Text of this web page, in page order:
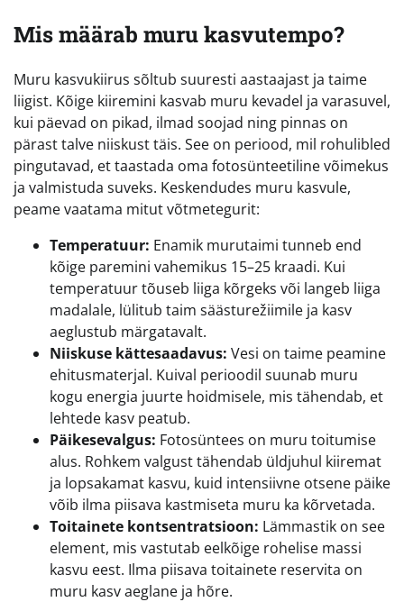
Mis määrab muru kasvutempo?
Muru kasvukiirus sõltub suuresti aastaajast ja taime
liigist. Kõige kiiremini kasvab muru kevadel ja varasuvel,
kui päevad on pikad, ilmad soojad ning pinnas on
pärast talve niiskust täis. See on periood, mil rohulibled
pingutavad, et taastada oma fotosünteetiline võimekus
ja valmistuda suveks. Keskendudes muru kasvule,
peame vaatama mitut võtmetegurit:
Temperatuur: Enamik murutaimi tunneb end
kõige paremini vahemikus 15–25 kraadi. Kui
temperatuur tõuseb liiga kõrgeks või langeb liiga
madalale, lülitub taim säästurežiimile ja kasv
aeglustub märgatavalt.
Niiskuse kättesaadavus: Vesi on taime peamine
ehitusmaterjal. Kuival perioodil suunab muru
kogu energia juurte hoidmisele, mis tähendab, et
lehtede kasv peatub.
Päikesevalgus: Fotosüntees on muru toitumise
alus. Rohkem valgust tähendab üldjuhul kiiremat
ja lopsakamat kasvu, kuid intensiivne otsene päike
võib ilma piisava kastmiseta muru ka kõrvetada.
Toitainete kontsentratsioon: Lämmastik on see
element, mis vastutab eelkõige rohelise massi
kasvu eest. Ilma piisava toitainete reservita on
muru kasv aeglane ja hõre.